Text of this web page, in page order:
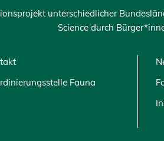
unterschiedlicher
Science durch
Fauna